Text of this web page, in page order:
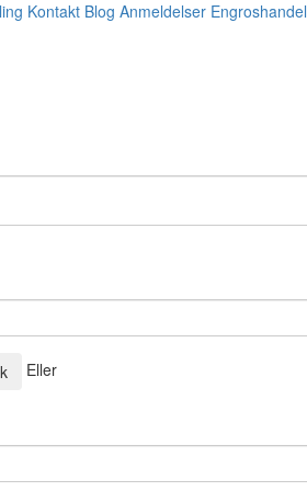
Kontakt Blog Anmeldelser Engroshandel
Eller